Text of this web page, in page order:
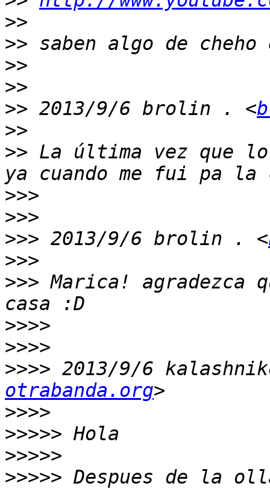
>>
>>
>>
>>
>> 2013/9/6 brolin . <
>>
>> La última vez que
>>>
>>>
>>> 2013/9/6 brolin . <
>>>
>>> Marica! agradezca
>>>>
>>>>
>>>> 2013/9/6
otrabanda.org
>>>>
>>>>>
>>>>>
>>>>> Despues de la